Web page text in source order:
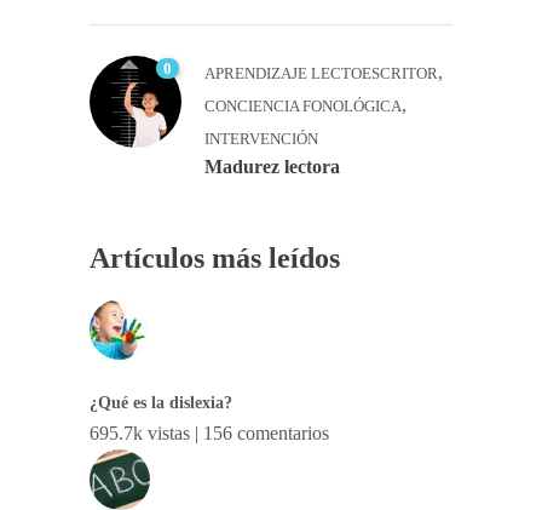
0 APRENDIZAJE LECTOESCRITOR,
CONCIENCIA FONOLÓGICA,
INTERVENCIÓN
Madurez lectora
Artículos más leídos
¿Qué es la dislexia?
695.7k vistas | 156 comentarios